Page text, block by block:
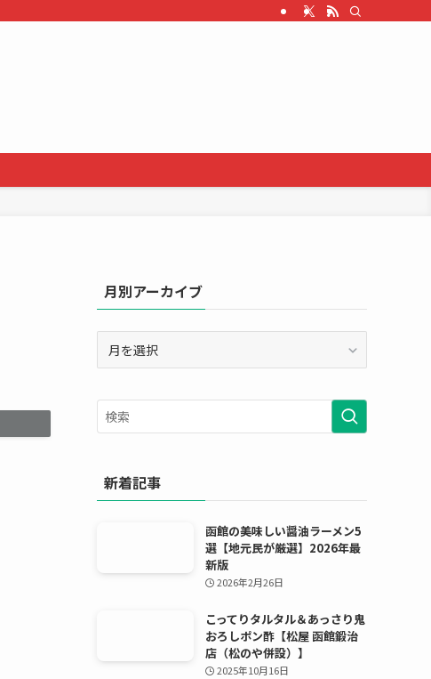
月別アーカイブ
ー
カ
イ
新着記事
函館の美味しい醤油ラーメン5
選【地元民が厳選】2026年最
新版
2026年2月26日
こってりタルタル＆あっさり鬼
おろしポン酢【松屋 函館鍛治
店（松のや併設）】
2025年10月16日